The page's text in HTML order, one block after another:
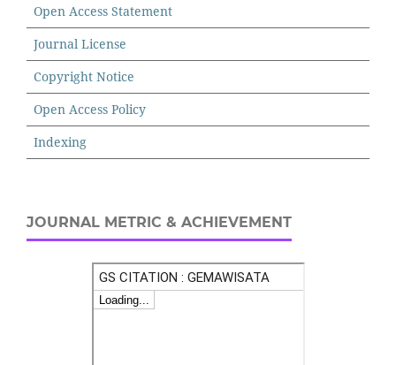
Open Access Statement
Journal License
Copyright Notice
Open Access Policy
Indexing
JOURNAL METRIC & ACHIEVEMENT